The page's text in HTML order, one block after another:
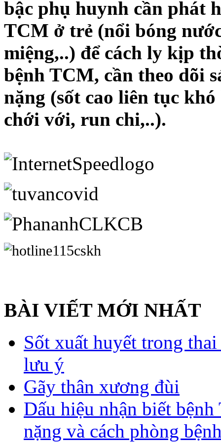
bậc phụ huynh cần phát
TCM ở trẻ (nổi bóng
miệng,..) để cách ly kịp
bệnh TCM, cần theo dõi
nặng (sốt cao liên tục
chới với, run chi,..).
BÀI VIẾT MỚI NHẤT
Sốt xuất huyết trong
lưu ý
Gãy thân xương đùi
Dấu hiệu nhận biết
nặng và cách phòng